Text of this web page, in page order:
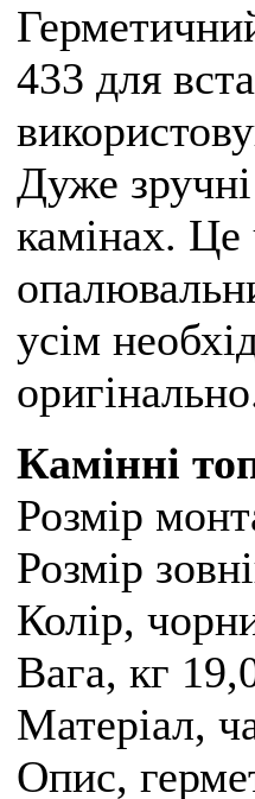
433 для
Дуже
камінах.
усім
Камінні
Розмір
Розмір
Колір,
Вага, кг
Матеріал,
Опис,